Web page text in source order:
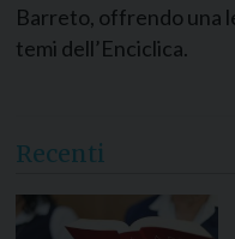
Barreto, offrendo una
temi dell’Enciclica.
Recenti